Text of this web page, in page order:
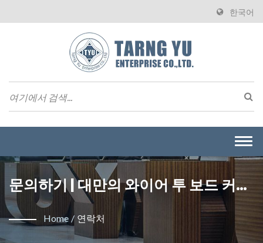
한국어
문의하기 | 대만의 와이어 투 보드 커넥
터 제조업체 | Tarng Yu Enterprise
(TYU)
Home / 연락처